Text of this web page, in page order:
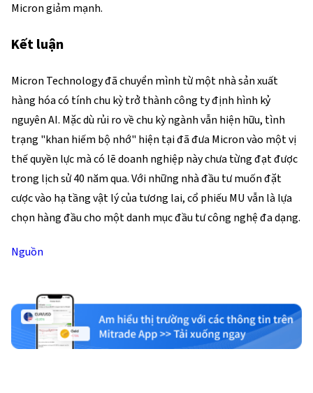
Micron giảm mạnh.
Kết luận
Micron Technology đã chuyển mình từ một nhà sản xuất
hàng hóa có tính chu kỳ trở thành công ty định hình kỷ
nguyên AI. Mặc dù rủi ro về chu kỳ ngành vẫn hiện hữu, tình
trạng "khan hiếm bộ nhớ" hiện tại đã đưa Micron vào một vị
thế quyền lực mà có lẽ doanh nghiệp này chưa từng đạt được
trong lịch sử 40 năm qua. Với những nhà đầu tư muốn đặt
cược vào hạ tầng vật lý của tương lai, cổ phiếu MU vẫn là lựa
chọn hàng đầu cho một danh mục đầu tư công nghệ đa dạng.
Nguồn